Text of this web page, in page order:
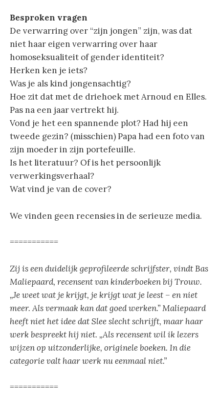
Besproken vragen
De verwarring over “zijn jongen” zijn, was dat
niet haar eigen verwarring over haar
homoseksualiteit of gender identiteit?
Herken ken je iets?
Was je als kind jongensachtig?
Hoe zit dat met de driehoek met Arnoud en Elles.
Pas na een jaar vertrekt hij.
Vond je het een spannende plot? Had hij een
tweede gezin? (misschien) Papa had een foto van
zijn moeder in zijn portefeuille.
Is het literatuur? Of is het persoonlijk
verwerkingsverhaal?
Wat vind je van de cover?
We vinden geen recensies in de serieuze media.
===========
Zij is een duidelijk geprofileerde schrijfster, vindt Bas
Maliepaard, recensent van kinderboeken bij Trouw.
„Je weet wat je krijgt, je krijgt wat je leest – en niet
meer. Als vermaak kan dat goed werken.” Maliepaard
heeft niet het idee dat Slee slecht schrijft, maar haar
werk bespreekt hij niet. „Als recensent wil ik lezers
wijzen op uitzonderlijke, originele boeken. In die
categorie valt haar werk nu eenmaal niet.”
===========